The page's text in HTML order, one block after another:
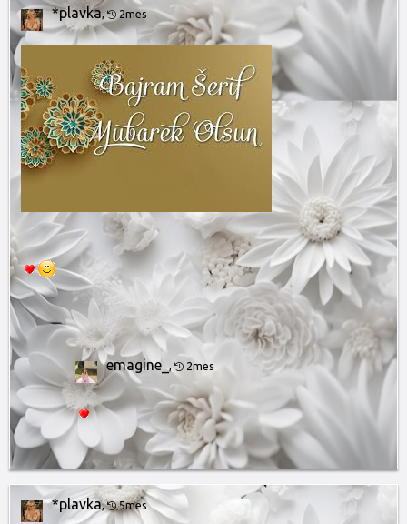
*plavka, 2mes
emagine_, 2mes
*plavka, 5mes